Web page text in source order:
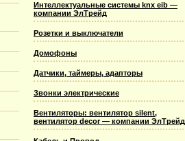
Интеллектуальные системы knx eib —
компании ЭлТрейд
Розетки и выключатели
Домофоны
Датчики, таймеры, адапторы
Звонки электрические
Вентиляторы: вентилятор silent,
вентилятор decor — компании ЭлТрейд